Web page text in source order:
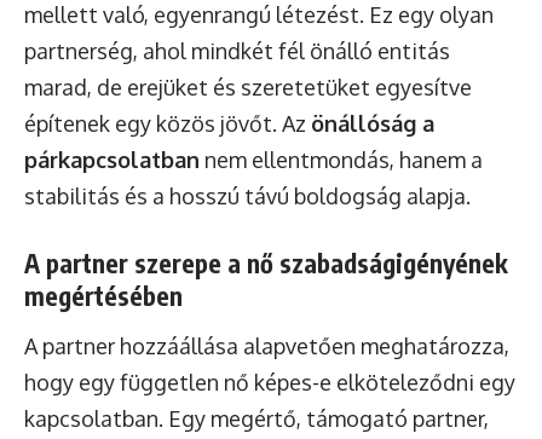
mellett való, egyenrangú létezést. Ez egy olyan
partnerség, ahol mindkét fél önálló entitás
marad, de erejüket és szeretetüket egyesítve
építenek egy közös jövőt. Az önállóság a
párkapcsolatban nem ellentmondás, hanem a
stabilitás és a hosszú távú boldogság alapja.
A partner szerepe a nő szabadságigényének
megértésében
A partner hozzáállása alapvetően meghatározza,
hogy egy független nő képes-e elköteleződni egy
kapcsolatban. Egy megértő, támogató partner,